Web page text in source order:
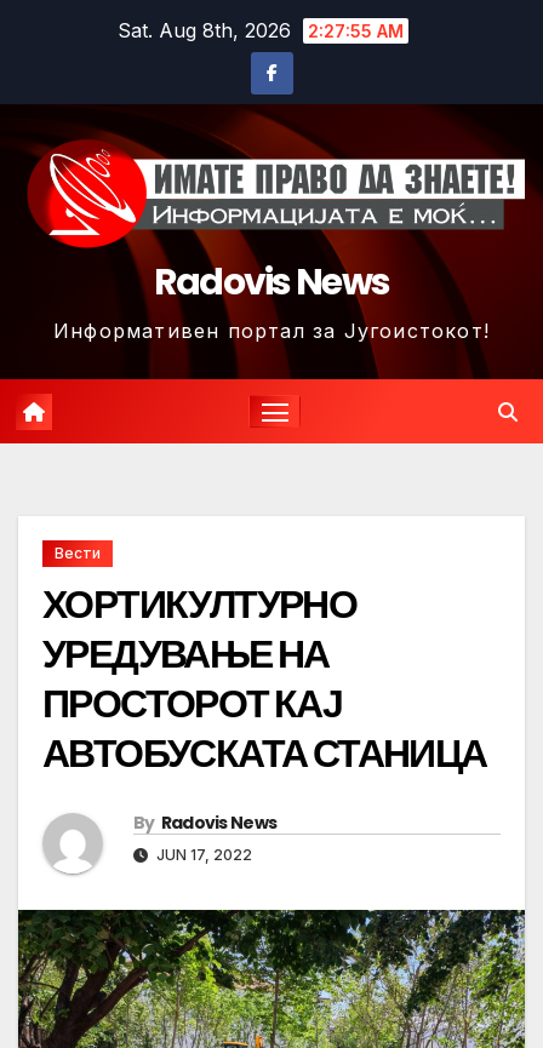
Sat. Aug 8th, 2026 2:27:58 AM
Radovis News
Информативен портал за Југоистокот!
Вести
ХОРТИКУЛТУРНО
УРЕДУВАЊЕ НА
ПРОСТОРОТ КАЈ
АВТОБУСКАТА СТАНИЦА
By Radovis News
JUN 17, 2022